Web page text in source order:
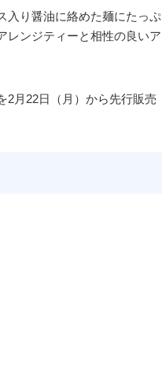
入り醤油に絡めた麺にたっぷ
レンジティーと相性の良いア
2月22日（月）から先行販売